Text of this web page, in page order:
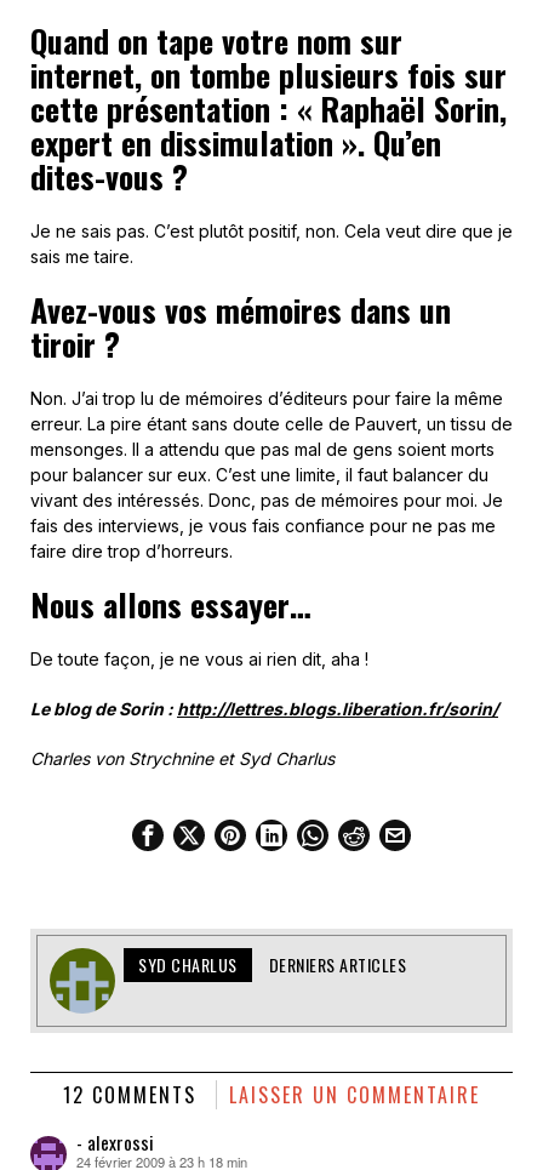
Quand on tape votre nom sur
internet, on tombe plusieurs fois sur
cette présentation : « Raphaël Sorin,
expert en dissimulation ». Qu’en
dites-vous ?
Je ne sais pas. C’est plutôt positif, non. Cela veut dire que je
sais me taire.
Avez-vous vos mémoires dans un
tiroir ?
Non. J’ai trop lu de mémoires d’éditeurs pour faire la même
erreur. La pire étant sans doute celle de Pauvert, un tissu de
mensonges. Il a attendu que pas mal de gens soient morts
pour balancer sur eux. C’est une limite, il faut balancer du
vivant des intéressés. Donc, pas de mémoires pour moi. Je
fais des interviews, je vous fais confiance pour ne pas me
faire dire trop d’horreurs.
Nous allons essayer…
De toute façon, je ne vous ai rien dit, aha !
Le blog de Sorin : http://lettres.blogs.liberation.fr/sorin/
Charles von Strychnine et Syd Charlus
SYD CHARLUS DERNIERS ARTICLES
12 COMMENTS LAISSER UN COMMENTAIRE
- alexrossi
dit :
24 février 2009 à 23 h 18 min